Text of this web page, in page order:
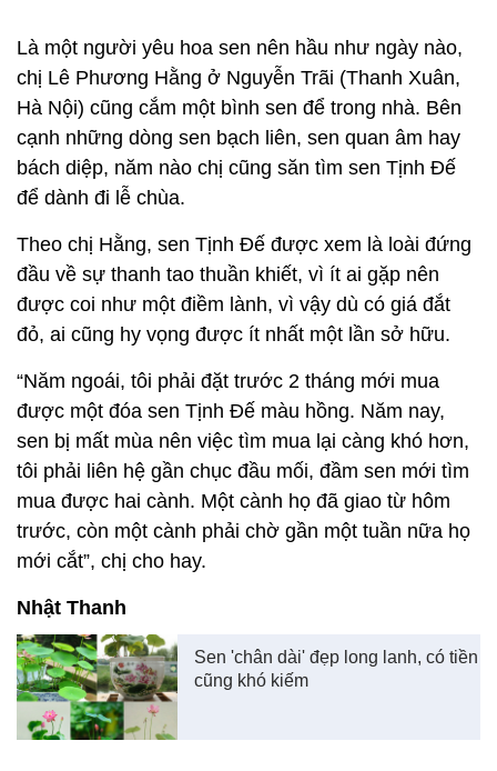
Là một người yêu hoa sen nên hầu như ngày nào,
chị Lê Phương Hằng ở Nguyễn Trãi (Thanh Xuân,
Hà Nội) cũng cắm một bình sen để trong nhà. Bên
cạnh những dòng sen bạch liên, sen quan âm hay
bách diệp, năm nào chị cũng săn tìm sen Tịnh Đế
để dành đi lễ chùa.
Theo chị Hằng, sen Tịnh Đế được xem là loài đứng
đầu về sự thanh tao thuần khiết, vì ít ai gặp nên
được coi như một điềm lành, vì vậy dù có giá đắt
đỏ, ai cũng hy vọng được ít nhất một lần sở hữu.
“Năm ngoái, tôi phải đặt trước 2 tháng mới mua
được một đóa sen Tịnh Đế màu hồng. Năm nay,
sen bị mất mùa nên việc tìm mua lại càng khó hơn,
tôi phải liên hệ gần chục đầu mối, đầm sen mới tìm
mua được hai cành. Một cành họ đã giao từ hôm
trước, còn một cành phải chờ gần một tuần nữa họ
mới cắt”, chị cho hay.
Nhật Thanh
Sen 'chân dài' đẹp long lanh, có tiền
cũng khó kiếm